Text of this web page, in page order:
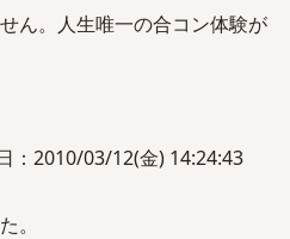
ん。人生唯一の合コン体験が
：2010/03/12(金) 14:24:43
。